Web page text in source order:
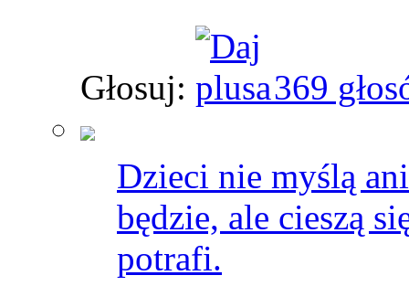
Głosuj: 369
Dzieci nie myślą
będzie, ale cieszą
potrafi.